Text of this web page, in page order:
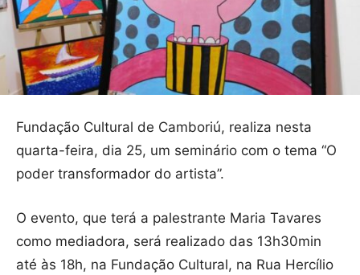
Fundação Cultural de Camboriú, realiza nesta
quarta-feira, dia 25, um seminário com o tema “O
poder transformador do artista”.
O evento, que terá a palestrante Maria Tavares
como mediadora, será realizado das 13h30min
até às 18h, na Fundação Cultural, na Rua Hercílio